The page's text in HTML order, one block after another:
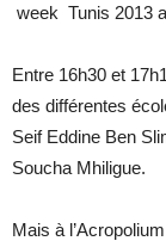
week Tunis 2013
Entre 16h30 et
des différentes
Seif Eddine Ben
Soucha Mhiligue.
Mais à